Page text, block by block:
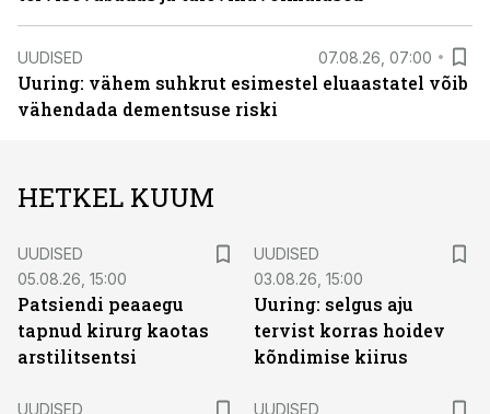
UUDISED 07.08.26, 07:00
Uuring: vähem suhkrut esimestel eluaastatel võib
vähendada dementsuse riski
HETKEL KUUM
UUDISED
05.08.26, 15:00
Patsiendi peaaegu
tapnud kirurg kaotas
arstilitsentsi
UUDISED
03.08.26, 15:00
Uuring: selgus aju
tervist korras hoidev
kõndimise kiirus
UUDISED
UUDISED